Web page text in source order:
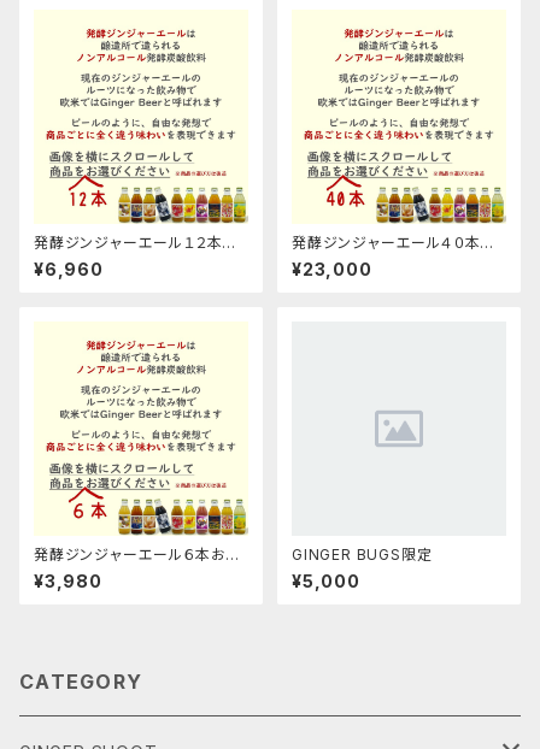
発酵ジンジャーエール１２本お
選びくださいセット
¥6,960
発酵ジンジャーエール４０本お
選びくださいセット
¥23,000
発酵ジンジャーエール６本お選
びくださいギフト箱セット
¥3,980
GINGER BUGS限定
¥5,000
CATEGORY